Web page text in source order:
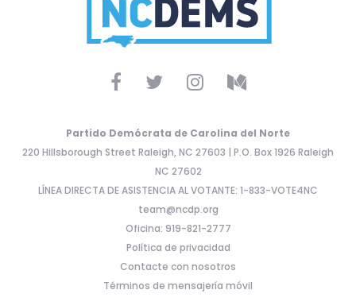
Partido Demócrata de Carolina del Norte
220 Hillsborough Street Raleigh, NC 27603 | P.O. Box 1926 Raleigh
NC 27602
LÍNEA DIRECTA DE ASISTENCIA AL VOTANTE: 1-833-VOTE4NC
team@ncdp.org
Oficina: 919-821-2777
Política de privacidad
Contacte con nosotros
Términos de mensajería móvil